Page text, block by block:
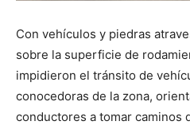
Con vehículos y piedras
sobre la superficie de
impidieron el tránsito de
conocedoras de la zona,
conductores a tomar caminos